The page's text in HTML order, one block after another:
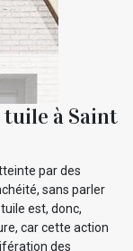
à Saint
par des
sans parler
est, donc,
car cette action
des